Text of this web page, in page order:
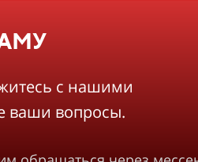
с нашими
ваши вопросы.